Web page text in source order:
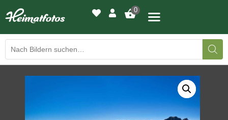
0
DRUCKQUALITÄTEN